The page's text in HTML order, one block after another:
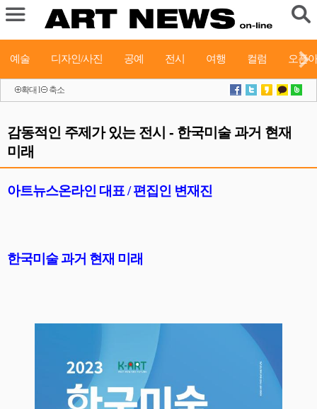
예술 디자인/사진 공예 전시 여행 컬럼 오픈
확대 l 축소
감동적인 주제가 있는 전시 - 한국미술 과거 현재
미래
아트뉴스온라인 대표 / 편집인 변재진
한국미술 과거 현재 미래